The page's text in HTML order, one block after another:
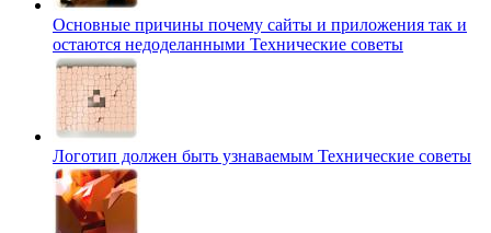
Основные причины почему сайты и приложения так и
остаются недоделанными Технические советы
Логотип должен быть узнаваемым Технические советы